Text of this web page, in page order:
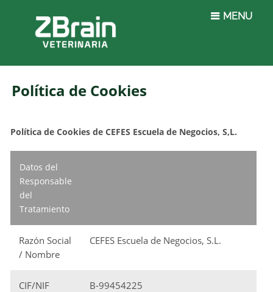
MENU
Política de Cookies
Política de Cookies de CEFES Escuela de Negocios, S,L.
Datos del
Responsable
del
Tratamiento
Razón Social
/ Nombre
CEFES Escuela de Negocios, S.L.
CIF/NIF B-99454225